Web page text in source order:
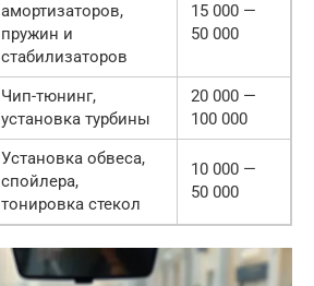
амортизаторов,
пружин и
стабилизаторов
15 000 —
50 000
Чип-тюнинг,
установка турбины
20 000 —
100 000
Установка обвеса,
спойлера,
тонировка стекол
10 000 —
50 000